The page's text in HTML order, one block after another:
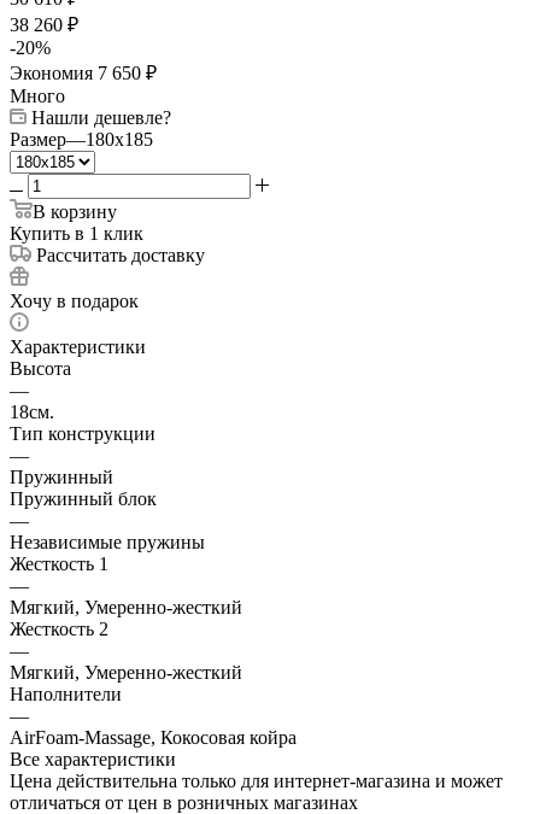
38 260 ₽
-20%
Экономия 7 650 ₽
Много
Нашли дешевле?
Размер—180x185
В корзину
Купить в 1 клик
Рассчитать доставку
Хочу в подарок
Характеристики
Высота
—
18см.
Тип конструкции
—
Пружинный
Пружинный блок
—
Независимые пружины
Жесткость 1
—
Мягкий, Умеренно-жесткий
Жесткость 2
—
Мягкий, Умеренно-жесткий
Наполнители
—
AirFoam-Massage, Кокосовая койра
Все характеристики
Цена действительна только для интернет-магазина и может
отличаться от цен в розничных магазинах